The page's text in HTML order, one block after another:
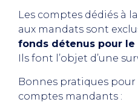
Les comptes dédiés à
aux mandats sont
fonds détenus pour
Ils font l’objet d’une
Bonnes pratiques
comptes mandants :